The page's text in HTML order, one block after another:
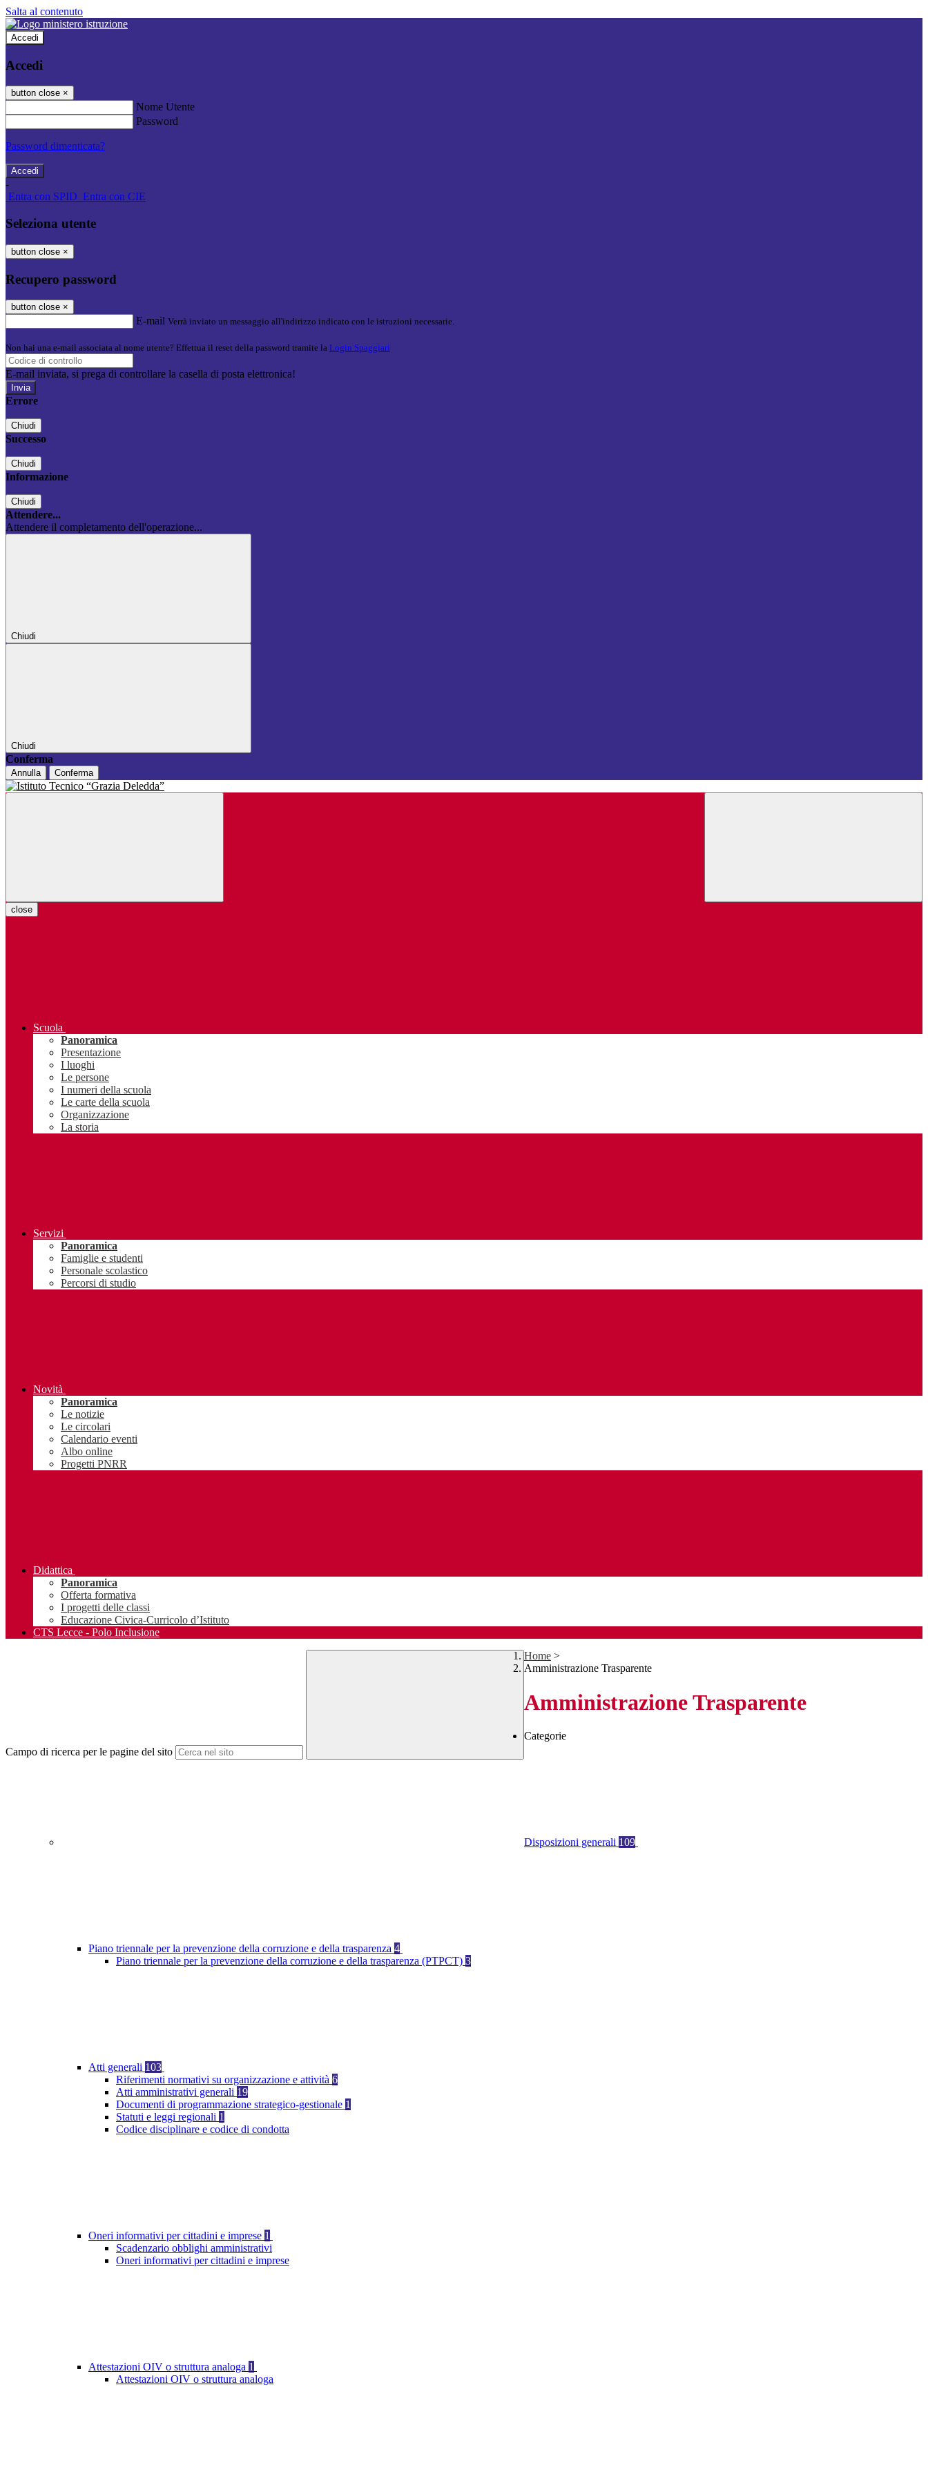
Salta al contenuto
Accedi
Accedi
button close ×
Nome Utente
Password
Password dimenticata?
-
Entra con SPID Entra con CIE
Seleziona utente
button close ×
Recupero password
button close ×
E-mail Verrà inviato un messaggio all'indirizzo indicato con le istruzioni necessarie.
Non hai una e-mail associata al nome utente? Effettua il reset della password tramite la Login Spaggiari
E-mail inviata, si prega di controllare la casella di posta elettronica!
Errore
Chiudi
Successo
Chiudi
Informazione
Chiudi
Attendere...
Attendere il completamento dell'operazione...
Chiudi
Chiudi
Conferma
Annulla Conferma
close
Scuola
Panoramica
Presentazione
I luoghi
Le persone
I numeri della scuola
Le carte della scuola
Organizzazione
La storia
Servizi
Panoramica
Famiglie e studenti
Personale scolastico
Percorsi di studio
Novità
Panoramica
Le notizie
Le circolari
Calendario eventi
Albo online
Progetti PNRR
Didattica
Panoramica
Offerta formativa
I progetti delle classi
Educazione Civica-Curricolo d’Istituto
CTS Lecce - Polo Inclusione
Campo di ricerca per le pagine del sito
Home >
Amministrazione Trasparente
Amministrazione Trasparente
Categorie
Disposizioni generali 109
Piano triennale per la prevenzione della corruzione e della trasparenza 4
Piano triennale per la prevenzione della corruzione e della trasparenza (PTPCT) 3
Atti generali 103
Riferimenti normativi su organizzazione e attività 6
Atti amministrativi generali 19
Documenti di programmazione strategico-gestionale 1
Statuti e leggi regionali 1
Codice disciplinare e codice di condotta
Oneri informativi per cittadini e imprese 1
Scadenzario obblighi amministrativi
Oneri informativi per cittadini e imprese
Attestazioni OIV o struttura analoga 1
Attestazioni OIV o struttura analoga